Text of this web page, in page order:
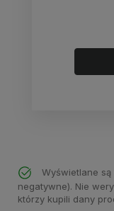
Wyświetlane
negatywne). Nie
którzy kupili dany